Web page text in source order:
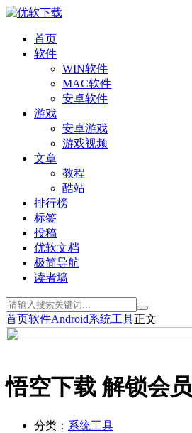
首页
软件
WIN软件
MAC软件
安卓软件
游戏
安卓游戏
游戏视频
文章
教程
酷站
排行榜
标签
投稿
优软文档
极简导航
读者墙
首页软件Android系统工具正文
悟空下载 解锁会
分类： 系统工具